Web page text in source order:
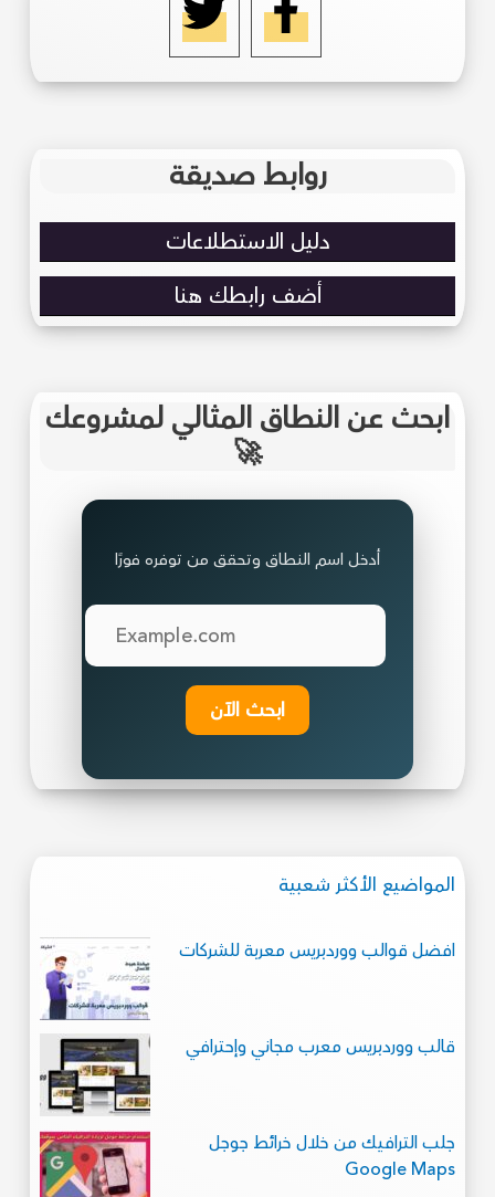
روابط صديقة
دليل الاستطلاعات
أضف رابطك هنا
ابحث عن النطاق المثالي لمشروعك
🚀
أدخل اسم النطاق وتحقق من توفره فورًا
ابحث الآن
المواضيع الأكثر شعبية
افضل قوالب ووردبريس معربة للشركات
قالب ووردبريس معرب مجاني وإحترافي
جلب الترافيك من خلال خرائط جوجل
Google Maps